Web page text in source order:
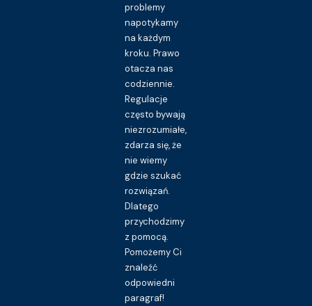
problemy
napotykamy
na każdym
kroku. Prawo
otacza nas
codziennie.
Regulacje
często bywają
niezrozumiałe,
zdarza się, że
nie wiemy
gdzie szukać
rozwiązań.
Dlatego
przychodzimy
z pomocą.
Pomożemy Ci
znaleźć
odpowiedni
paragraf!